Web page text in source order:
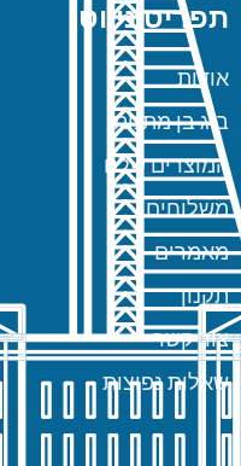
תפריט ניווט
אודות
ביג בן מתנות
המוצרים שלנו
משלוחים
מאמרים
תקנון
צור קשר
שאלות נפוצות